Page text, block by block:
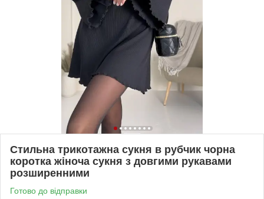
Стильна трикотажна сукня в рубчик чорна
коротка жіноча сукня з довгими рукавами
розширенними
Готово до відправки